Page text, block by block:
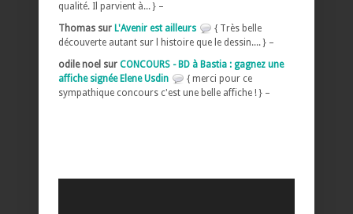
qualité. Il parvient à... } –
Thomas sur L'Avenir est ailleurs
{ Très belle
découverte autant sur l histoire que le dessin.... } –
odile noel sur CONCOURS - BD à Bastia : gagnez une
affiche signée Elene Usdin
{ merci pour ce
sympathique concours c'est une belle affiche ! } –